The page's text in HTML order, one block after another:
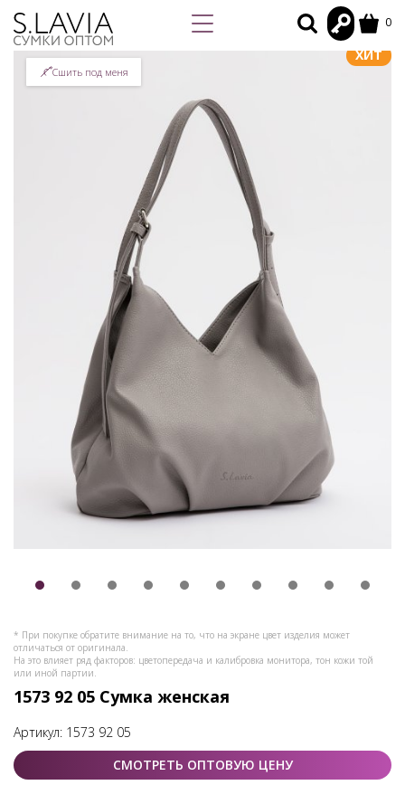
0
ХИТ
* При покупке обратите внимание на то, что на экране цвет изделия может
отличаться от оригинала.
На это влияет ряд факторов: цветопередача и калибровка монитора, тон кожи той
или иной партии.
Сшить под меня
1573 92 05 Сумка женская
Артикул: 1573 92 05
СМОТРЕТЬ ОПТОВУЮ ЦЕНУ